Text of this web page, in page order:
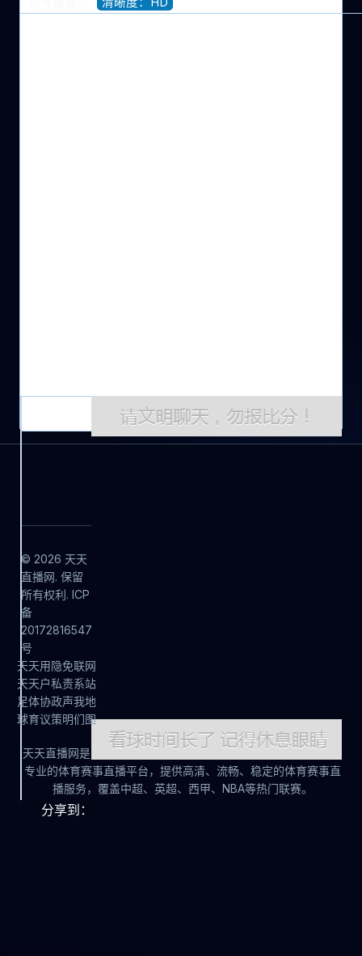
分享到：
© 2026 天天
直播网. 保留
所有权利. ICP
备
20172816547
号
天
天
足
球
天
天
体
育
用
户
协
议
隐
私
政
策
免
责
声
明
联
系
我
们
网
站
地
图
天天直播网是
专业的体育赛事直播平台，提供高清、流畅、稳定的体育赛事直
播服务，覆盖中超、英超、西甲、NBA等热门联赛。